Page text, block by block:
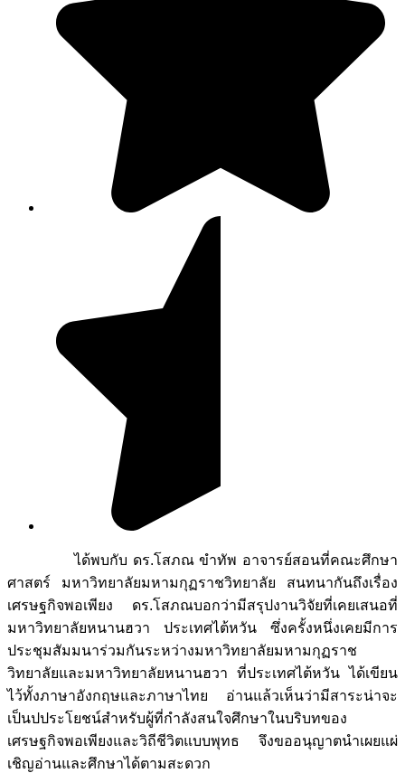
ได้พบกับ ดร.โสภณ ขำทัพ อาจารย์สอนที่คณะศึกษา
ศาสตร์ มหาวิทยาลัยมหามกุฏราชวิทยาลัย สนทนากันถึงเรื่อง
เศรษฐกิจพอเพียง ดร.โสภณบอกว่ามีสรุปงานวิจัยที่เคยเสนอที่
มหาวิทยาลัยหนานฮวา ประเทศไต้หวัน ซึ่งครั้งหนึ่งเคยมีการ
ประชุมสัมมนาร่วมกันระหว่างมหาวิทยาลัยมหามกุฏราช
วิทยาลัยและมหาวิทยาลัยหนานฮวา ที่ประเทศไต้หวัน ได้เขียน
ไว้ทั้งภาษาอังกฤษและภาษาไทย อ่านแล้วเห็นว่ามีสาระน่าจะ
เป็นปประโยชน์สำหรับผู้ที่กำลังสนใจศึกษาในบริบทของ
เศรษฐกิจพอเพียงและวิถีชีวิตแบบพุทธ จึงขออนุญาตนำเผยแผ่
เชิญอ่านและศึกษาได้ตามสะดวก